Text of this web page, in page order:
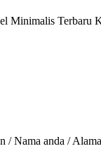
Minimalis Terbaru
/ Nama anda /